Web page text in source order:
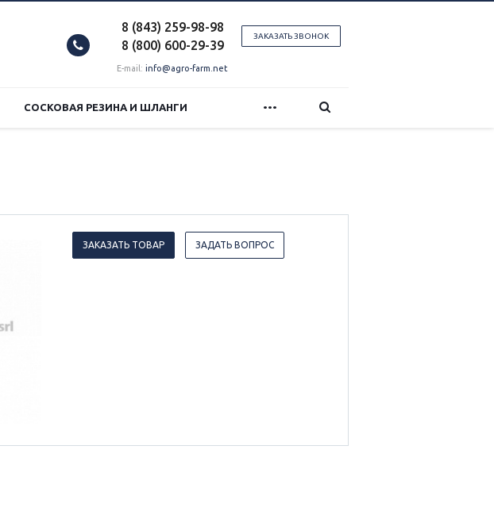
ЗАКАЗАТЬ ЗВОНОК
8 (843) 259-98-98
8 (800) 600-29-39
E-mail: info@agro-farm.net
СОСКОВАЯ РЕЗИНА И ШЛАНГИ ...
ЗАКАЗАТЬ ТОВАР ЗАДАТЬ ВОПРОС